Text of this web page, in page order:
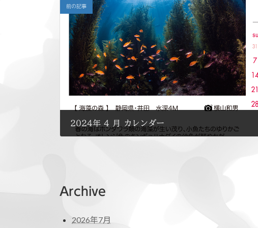
前の記事
2024年 4 月 カレンダー
Archive
2026年7月